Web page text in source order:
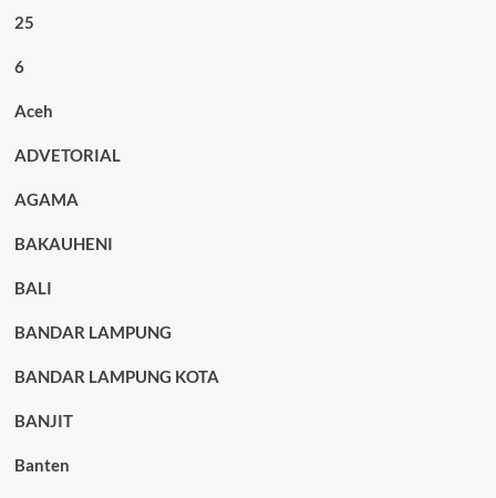
25
6
Aceh
ADVETORIAL
AGAMA
BAKAUHENI
BALI
BANDAR LAMPUNG
BANDAR LAMPUNG KOTA
BANJIT
Banten